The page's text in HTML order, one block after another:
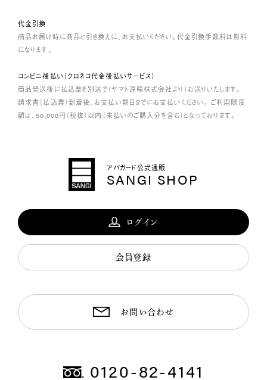
代金引換
商品お届け時に商品と引き換えに、お支払いください。代金引換手数料は無料
になります。
コンビニ後払い（クロネコ代金後払いサービス）
商品発送後に払込票を別送で（ヤマト運輸株式会社より）お送りいたします。
請求書（払込票）到着後、お支払い期日までにお支払いください。 ご利用限度
額は、50,000円（税抜）以内（未払いのご購入分を含む）となっております。
アパガード公式通販
SANGI SHOP
ログイン
会員登録
お問い合わせ
0120-82-4141